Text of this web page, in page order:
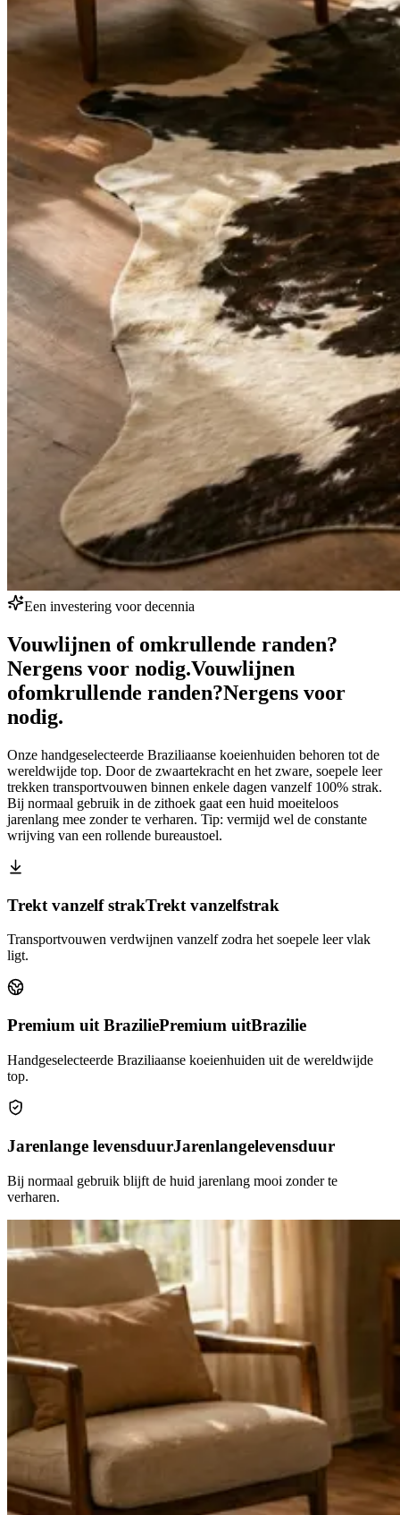
Een investering voor decennia
Vouwlijnen of omkrullende randen?
Nergens voor nodig.Vouwlijnen
ofomkrullende randen?Nergens voor
nodig.
Onze handgeselecteerde Braziliaanse koeienhuiden behoren tot de
wereldwijde top. Door de zwaartekracht en het zware, soepele leer
trekken transportvouwen binnen enkele dagen vanzelf 100% strak.
Bij normaal gebruik in de zithoek gaat een huid moeiteloos
jarenlang mee zonder te verharen. Tip: vermijd wel de constante
wrijving van een rollende bureaustoel.
Trekt vanzelf strakTrekt vanzelfstrak
Transportvouwen verdwijnen vanzelf zodra het soepele leer vlak
ligt.
Premium uit BraziliePremium uitBrazilie
Handgeselecteerde Braziliaanse koeienhuiden uit de wereldwijde
top.
Jarenlange levensduurJarenlangelevensduur
Bij normaal gebruik blijft de huid jarenlang mooi zonder te
verharen.